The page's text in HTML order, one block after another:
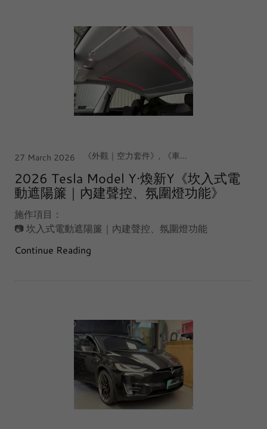
27 March 2026 《外觀｜空力套件》, 《車室｜電動遮陽簾》, 【中台灣｜台中·西屯店】, Tesla Model Y Juniper 煥新Y
2026 Tesla Model Y·煥新Y《坎入式電
動遮陽簾｜內建聲控、氛圍燈功能》
施作項目：
📷 坎入式電動遮陽簾｜內建聲控、氛圍燈功能
Continue Reading